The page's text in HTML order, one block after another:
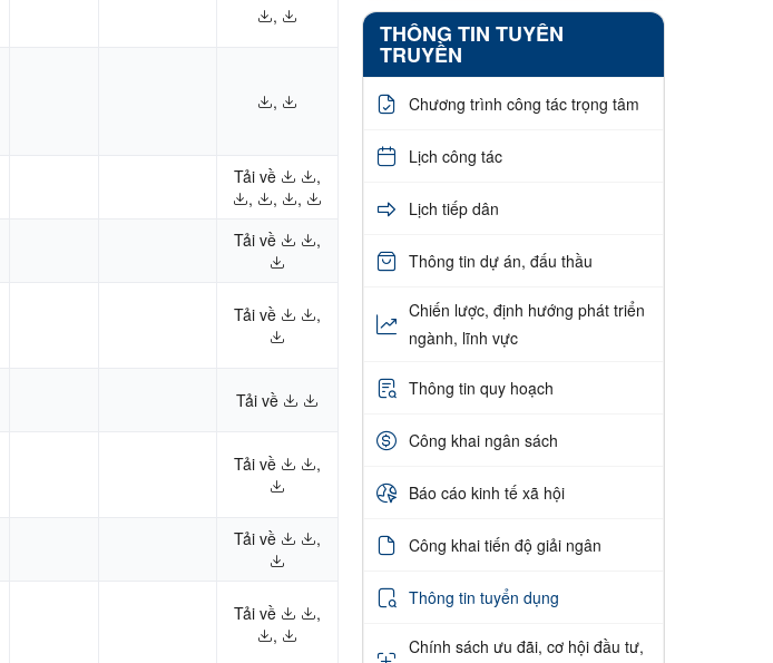
,
,
Tải về
,
,
,
,
Tải về ,
Tải về ,
Tải về
Tải về ,
Tải về ,
Tải về
,
,
THÔNG TIN TUYÊN
TRUYỀN
Chương trình công tác trọng tâm
Lịch công tác
Lịch tiếp dân
Thông tin dự án, đấu thầu
Chiến lược, định hướng phát triển
ngành, lĩnh vực
Thông tin quy hoạch
Công khai ngân sách
Báo cáo kinh tế xã hội
Công khai tiến độ giải ngân
Thông tin tuyển dụng
Chính sách ưu đãi, cơ hội đầu tư,